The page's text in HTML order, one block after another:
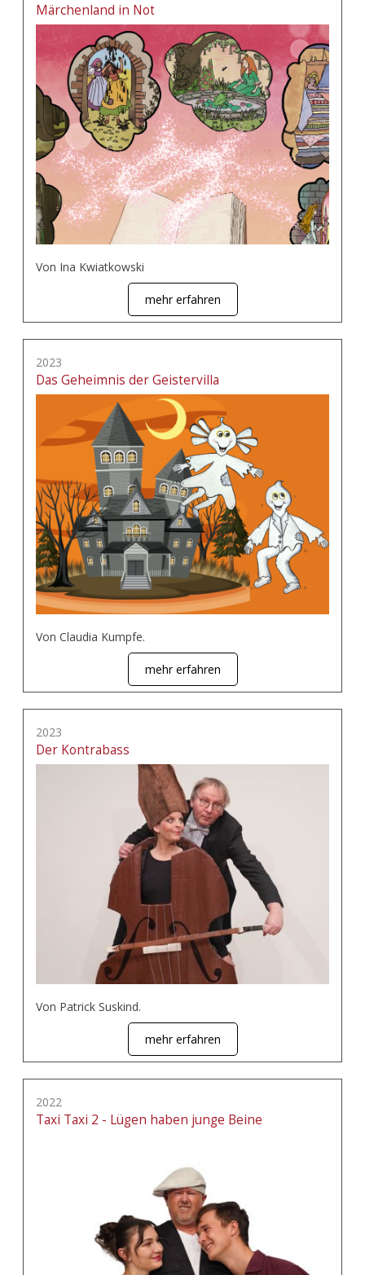
Märchenland in Not
Von Ina Kwiatkowski
mehr erfahren
2023
Das Geheimnis der Geistervilla
Von Claudia Kumpfe.
mehr erfahren
2023
Der Kontrabass
Von Patrick Suskind.
mehr erfahren
2022
Taxi Taxi 2 - Lügen haben junge Beine